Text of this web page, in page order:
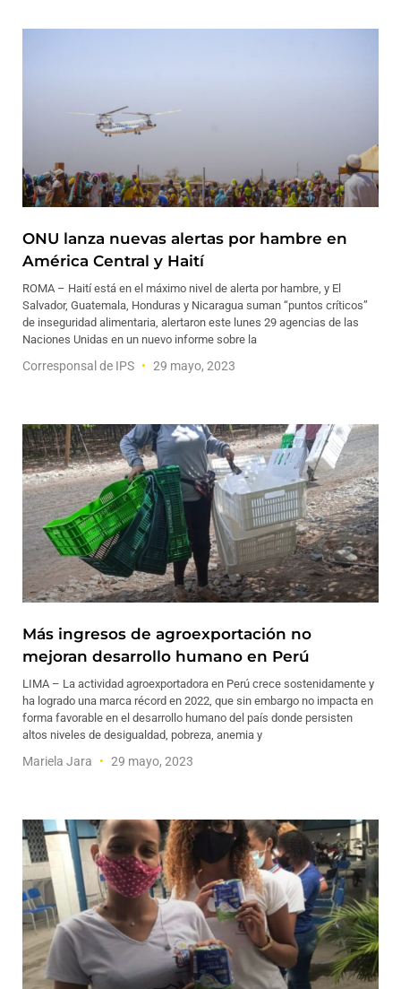
ONU lanza nuevas alertas por hambre en
América Central y Haití
ROMA – Haití está en el máximo nivel de alerta por hambre, y El
Salvador, Guatemala, Honduras y Nicaragua suman “puntos críticos”
de inseguridad alimentaria, alertaron este lunes 29 agencias de las
Naciones Unidas en un nuevo informe sobre la
Corresponsal de IPS 29 mayo, 2023
Más ingresos de agroexportación no
mejoran desarrollo humano en Perú
LIMA – La actividad agroexportadora en Perú crece sostenidamente y
ha logrado una marca récord en 2022, que sin embargo no impacta en
forma favorable en el desarrollo humano del país donde persisten
altos niveles de desigualdad, pobreza, anemia y
Mariela Jara 29 mayo, 2023